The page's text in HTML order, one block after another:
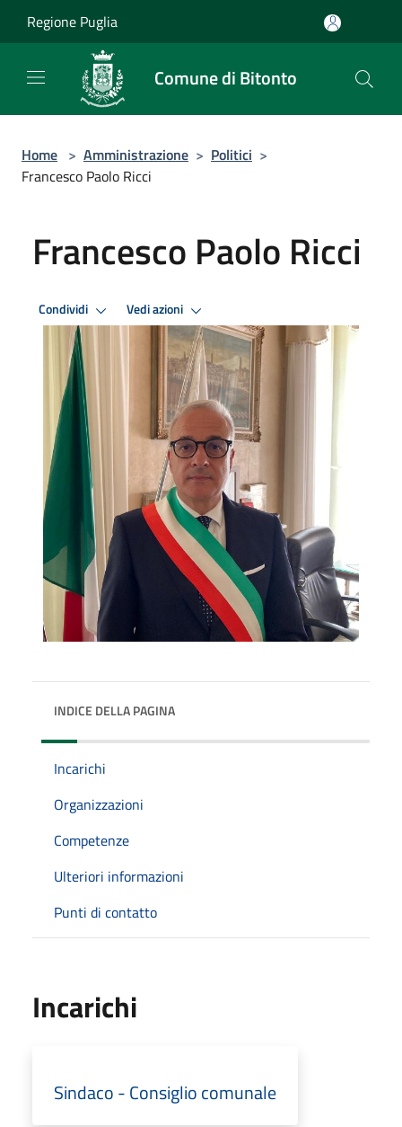
Regione Puglia
Comune di Bitonto
Home > Amministrazione > Politici >
Francesco Paolo Ricci
Francesco Paolo Ricci
Condividi Vedi azioni
INDICE DELLA PAGINA
Incarichi
Organizzazioni
Competenze
Ulteriori informazioni
Punti di contatto
Incarichi
Sindaco - Consiglio comunale